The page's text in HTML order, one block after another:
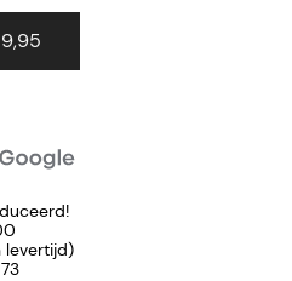
levertijd)